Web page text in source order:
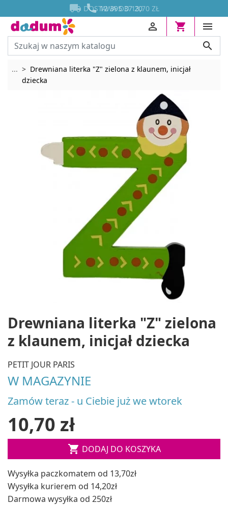
 12 395 37 20
 DOSTAWA OD 13,70 ZŁ






... Rozwiń breadcrumbs
Drewniana literka "Z" zielona z klaunem, inicjał
dziecka
Drewniana literka "Z" zielona
z klaunem, inicjał dziecka
PETIT JOUR PARIS
W MAGAZYNIE
Zamów teraz - u Ciebie już we wtorek
10,70 zł
 DODAJ DO KOSZYKA
Wysyłka paczkomatem od 13,70zł
Wysyłka kurierem od 14,20zł
Darmowa wysyłka od 250zł